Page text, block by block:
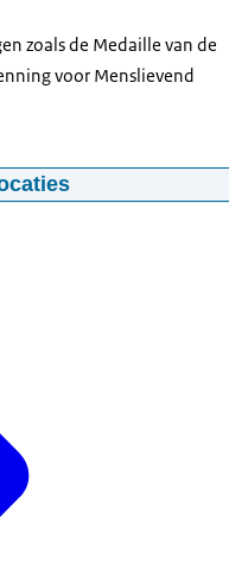
zoals de Medaille van de
voor Menslievend